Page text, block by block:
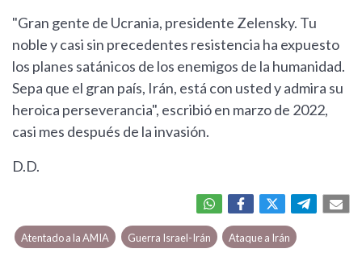
"Gran gente de Ucrania, presidente Zelensky. Tu
noble y casi sin precedentes resistencia ha expuesto
los planes satánicos de los enemigos de la humanidad.
Sepa que el gran país, Irán, está con usted y admira su
heroica perseverancia", escribió en marzo de 2022,
casi mes después de la invasión.
D.D.
Atentado a la AMIA Guerra Israel-Irán Ataque a Irán